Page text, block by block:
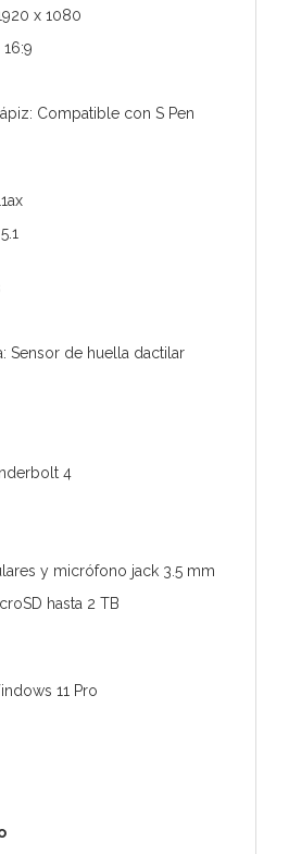
x 1080
Compatible con S Pen
Sensor de huella dactilar
4
y micrófono jack 3.5 mm
hasta 2 TB
11 Pro